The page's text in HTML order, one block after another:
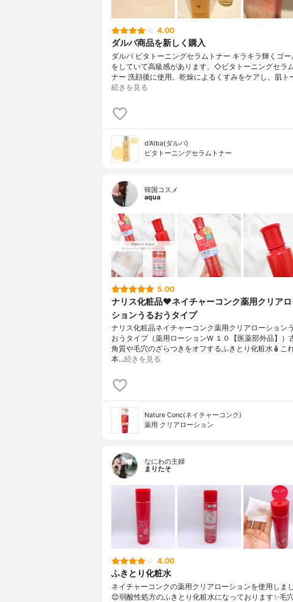
4.00
ダルバ商品を新しく購入
ダルバ ビタトーニングセラムトナー キラキラ輝くゴー
をしていて高級感があります。◇ビタトーニングセラ
ナー 洗顔後に使用。乾燥によるくすみをケアし、肌ト
続きを見る
d'Alba(ダルバ)
ビタトーニングセラムトナー
韓国コスメ
aqua
5.00
ナリス化粧品❤️ネイチャーコンク薬用クリア
ションうるおうタイプ
ナリス化粧品ネイチャーコンク薬用クリアローション
おうタイプ（薬用ローションW １０【医薬部外品】）
角質や毛穴のざらつきをオフするふきとり化粧水🧴こ
本…続きを見る
Nature Conc(ネイチャーコンク)
薬用 クリアローション
なにわの主婦
まりたそ
4.00
ふきとり化粧水
ネイチャーコンクの薬用クリアローションを使用しま
😊弱酸性処方のふきとり化粧水になっております✨毛穴